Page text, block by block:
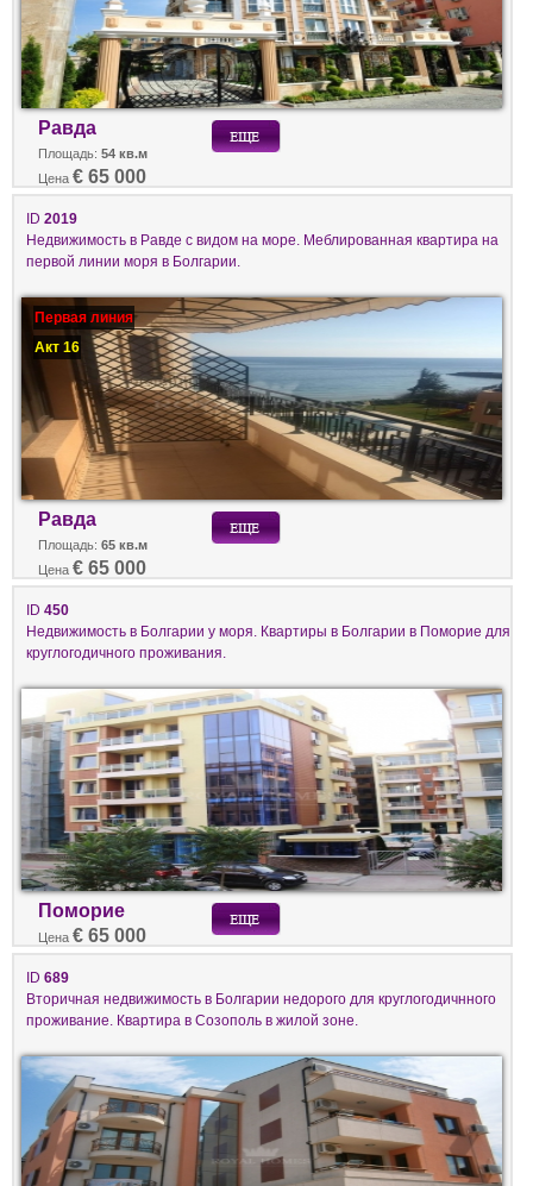
Равда
Площадь: 54 кв.м
Цена € 65 000
ID 2019
Недвижимость в Равде с видом на море. Меблированная квартира на
первой линии моря в Болгарии.
Первая линия
Акт 16
Равда
Площадь: 65 кв.м
Цена € 65 000
ID 450
Недвижимость в Болгарии у моря. Квартиры в Болгарии в Поморие для
круглогодичного проживания.
Поморие
Цена € 65 000
ID 689
Вторичная недвижимость в Болгарии недорого для круглогодичнного
проживание. Квартира в Созополь в жилой зоне.